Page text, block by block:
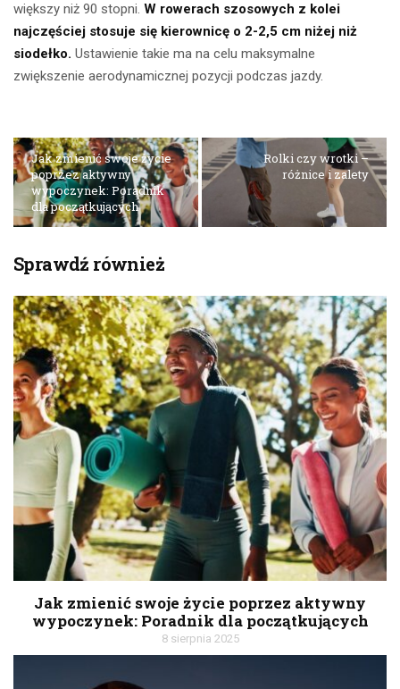
większy niż 90 stopni. W rowerach szosowych z kolei
najczęściej stosuje się kierownicę o 2-2,5 cm niżej niż
siodełko. Ustawienie takie ma na celu maksymalne
zwiększenie aerodynamicznej pozycji podczas jazdy.
Jak zmienić swoje życie
poprzez aktywny
wypoczynek: Poradnik
dla początkujących
Rolki czy wrotki –
różnice i zalety
Sprawdź również
Jak zmienić swoje życie poprzez aktywny
wypoczynek: Poradnik dla początkujących
8 sierpnia 2025